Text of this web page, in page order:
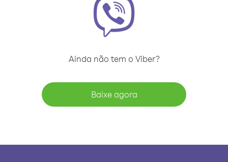
Ainda não tem o Viber?
Baixe agora